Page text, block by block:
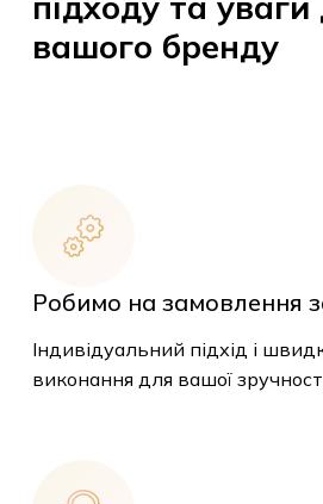
вашого бренду
Робимо на замовлення
Індивідуальний підхід і
виконання для вашої